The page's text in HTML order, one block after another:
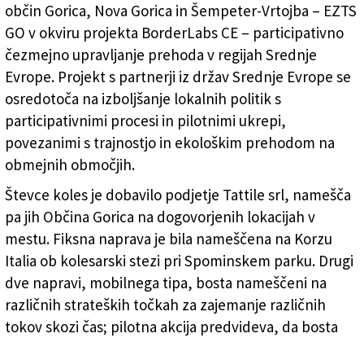
občin Gorica, Nova Gorica in Šempeter-Vrtojba – EZTS
GO v okviru projekta BorderLabs CE – participativno
čezmejno upravljanje prehoda v regijah Srednje
Evrope. Projekt s partnerji iz držav Srednje Evrope se
osredotoča na izboljšanje lokalnih politik s
participativnimi procesi in pilotnimi ukrepi,
povezanimi s trajnostjo in ekološkim prehodom na
obmejnih območjih.
Števce koles je dobavilo podjetje Tattile srl, namešča
pa jih Občina Gorica na dogovorjenih lokacijah v
mestu. Fiksna naprava je bila nameščena na Korzu
Italia ob kolesarski stezi pri Spominskem parku. Drugi
dve napravi, mobilnega tipa, bosta nameščeni na
različnih strateških točkah za zajemanje različnih
tokov skozi čas; pilotna akcija predvideva, da bosta